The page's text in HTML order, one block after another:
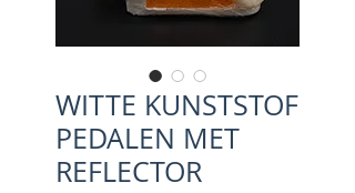
WITTE KUNSTSTOF
PEDALEN MET
REFLECTOR